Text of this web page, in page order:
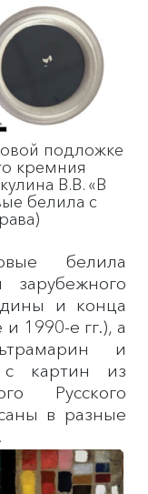
подложке
кремния
В.В. «В
белила с
белила
зарубежного
и конца
1990-е гг.), а
и
с картин из
Русского
в разные